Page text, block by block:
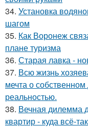
34. Установка
шагом
35. Как Воронеж
плане туризма
36. Старая лавка -
37. Всю жизнь
мечта о
реальностью.
38. Вечная дилемма
квартир - куда всё-